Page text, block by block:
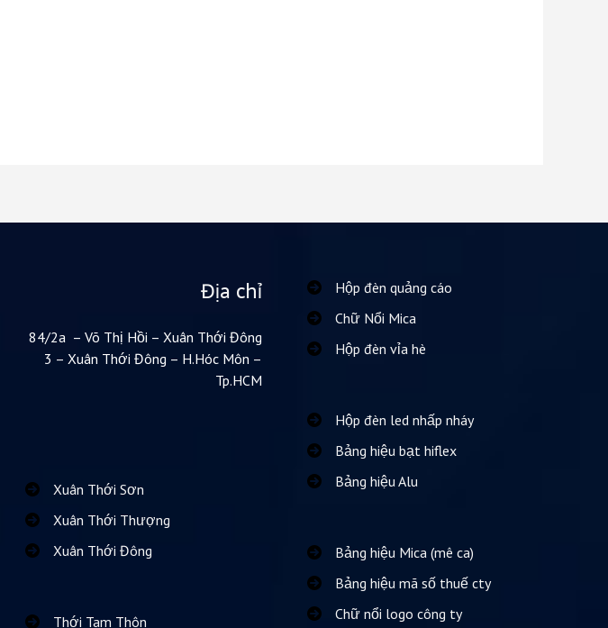
Địa chỉ
84/2a – Võ Thị Hồi – Xuân Thới Đông
3 – Xuân Thới Đông – H.Hóc Môn –
Tp.HCM
Xuân Thới Sơn
Xuân Thới Thượng
Xuân Thới Đông
Thới Tam Thôn
Hộp đèn quảng cáo
Chữ Nổi Mica
Hộp đèn vỉa hè
Hộp đèn led nhấp nháy
Bảng hiệu bạt hiflex
Bảng hiệu Alu
Bảng hiệu Mica (mê ca)
Bảng hiệu mã số thuế cty
Chữ nổi logo công ty